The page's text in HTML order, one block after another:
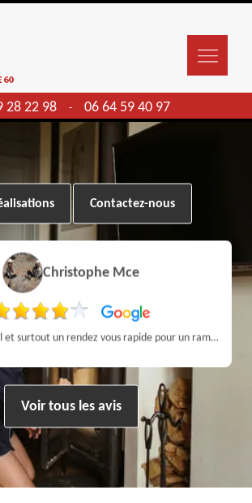
28 22 98 - 06 64 59 40 97
Contactez-nous
Christophe Mce
Très professionnel et surtout un rendez vous rapide pour un ramonage efficace
Voir tous les avis